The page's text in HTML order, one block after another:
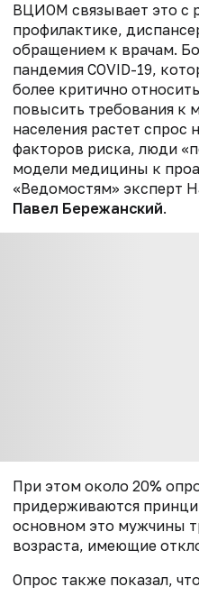
ВЦИОМ связывает это с
профилактике,
обращением к врачам.
пандемия COVID-19,
более критично
повысить требования к
населения растет
факторов риска, люди
модели медицины к
«Ведомостям» эксперт
Павел Бережанский.
При этом около 20%
придерживаются
основном это мужчины
возраста, имеющие
Опрос также показал,